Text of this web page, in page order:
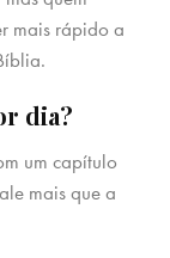
mais rápido a
dia?
um capítulo
mais que a